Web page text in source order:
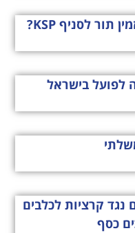
לפועל בישראל
נגד קרציות לכלבים
כסף